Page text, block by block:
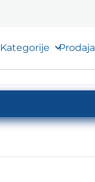
Kategorije Prodaja